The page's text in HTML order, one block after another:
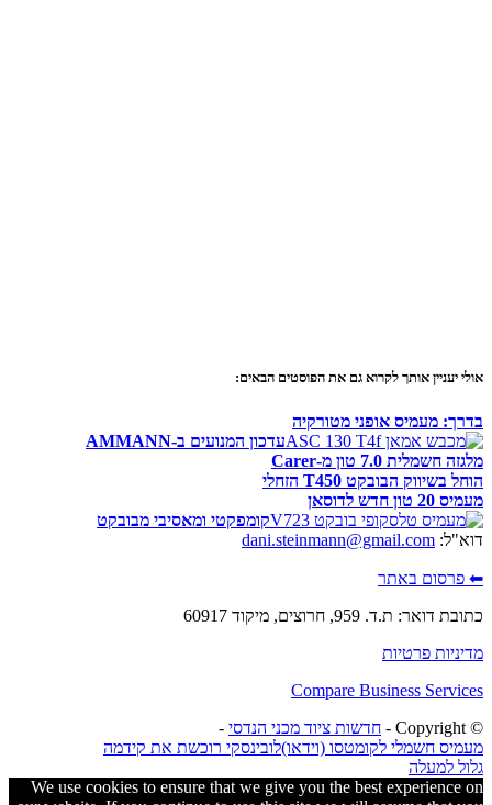
אולי יעניין אותך לקרוא גם את הפוסטים הבאים:
בדרך: מעמיס אופני מטורקיה
עדכון המנועים ב-AMMANN
מלגזה חשמלית 7.0 טון מ-Carer
הוחל בשיווק הבובקט T450 הזחלי
מעמיס 20 טון חדש לדוסאן
קומפקטי ומאסיבי מבובקט
דוא"ל: dani.steinmann@gmail.com
⬅ פרסום באתר
כתובת דואר: ת.ד. 959, חרוצים, מיקוד 60917
מדיניות פרטיות
Compare Business Services
© ‫Copyright -
חדשות ציוד מכני הנדסי -
מעמיס חשמלי לקומטסו (וידאו)לובינסקי רוכשת את קידמה
גלול למעלה
We use cookies to ensure that we give you the best experience on